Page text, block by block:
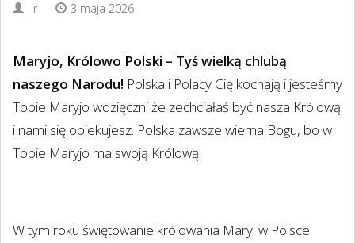
ir 3 maja 2026
Maryjo, Królowo Polski – Tyś wielką chlubą
naszego Narodu! Polska i Polacy Cię kochają i jesteśmy
Tobie Maryjo wdzięczni że zechciałaś być nasza Królową
i nami się opiekujesz. Polska zawsze wierna Bogu, bo w
Tobie Maryjo ma swoją Królową.
W tym roku świętowanie królowania Maryi w Polsce